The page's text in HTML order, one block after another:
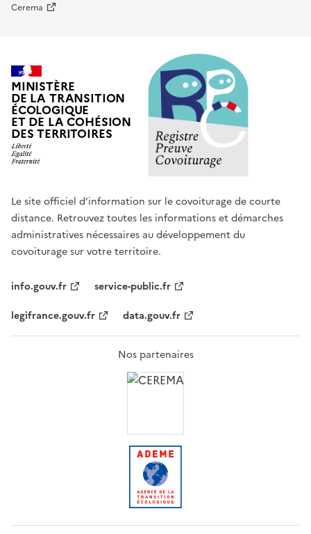
Cerema
MINISTÈRE
DE LA TRANSITION
ÉCOLOGIQUE
ET DE LA COHÉSION
DES TERRITOIRES
Le site officiel d’information sur le covoiturage de courte
distance. Retrouvez toutes les informations et démarches
administratives nécessaires au développement du
covoiturage sur votre territoire.
info.gouv.fr
service-public.fr
legifrance.gouv.fr
data.gouv.fr
Nos partenaires